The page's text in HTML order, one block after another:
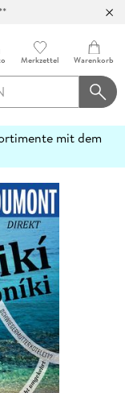
Merkzettel Warenkorb
mit dem